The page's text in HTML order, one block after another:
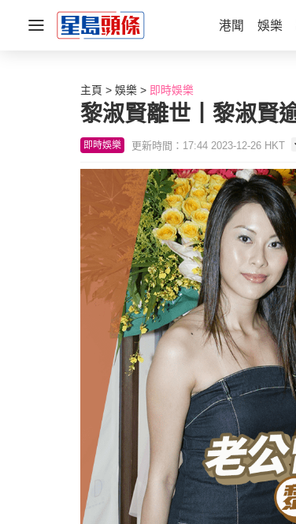
港聞 娛樂
主頁 娛樂 即時娛樂
黎淑賢離世丨黎淑賢
即時娛樂 更新時間：17:44 2023-12-26 HKT